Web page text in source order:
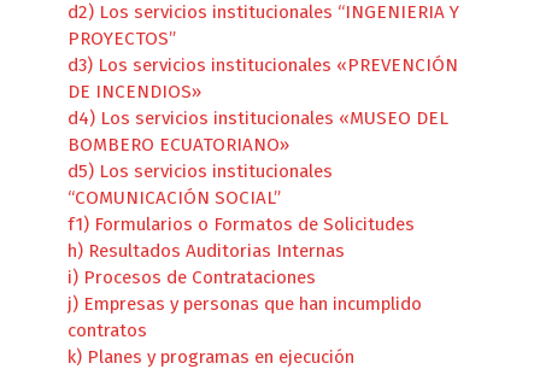
d2) Los servicios institucionales “INGENIERIA Y
PROYECTOS”
d3) Los servicios institucionales «PREVENCIÓN
DE INCENDIOS»
d4) Los servicios institucionales «MUSEO DEL
BOMBERO ECUATORIANO»
d5) Los servicios institucionales
“COMUNICACIÓN SOCIAL”
f1) Formularios o Formatos de Solicitudes
h) Resultados Auditorias Internas
i) Procesos de Contrataciones
j) Empresas y personas que han incumplido
contratos
k) Planes y programas en ejecución